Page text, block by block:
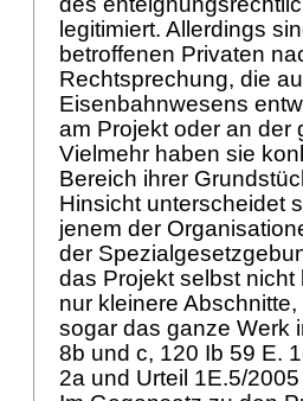
legitimiert. Allerdings
betroffenen Privaten
Rechtsprechung, die
Eisenbahnwesens
am Projekt oder an der
Vielmehr haben sie
Bereich ihrer
Hinsicht unterscheidet
jenem der
der
das Projekt selbst
nur kleinere
sogar das ganze Werk
8b und c, 120 Ib 59 E.
2a und Urteil 1E.5/